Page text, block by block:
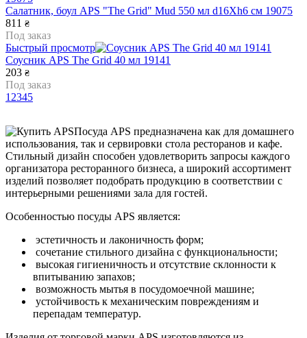
Салатник, боул APS "The Grid" Mud 550 мл d16Xh6 см 19075
811 ₴
Под заказ
Быстрый просмотр
Соусник APS The Grid 40 мл 19141
203 ₴
Под заказ
1 2345
Посуда APS предназначена как для домашнего
использования, так и сервировки стола ресторанов и кафе.
Стильный дизайн способен удовлетворить запросы каждого
организатора ресторанного бизнеса, а широкий ассортимент
изделий позволяет подобрать продукцию в соответствии с
интерьерными решениями зала для гостей.
Особенностью посуды APS является:
эстетичность и лаконичность форм;
сочетание стильного дизайна с функциональности;
высокая гигиеничность и отсутствие склонности к
впитыванию запахов;
возможность мытья в посудомоечной машине;
устойчивость к механическим повреждениям и
перепадам температур.